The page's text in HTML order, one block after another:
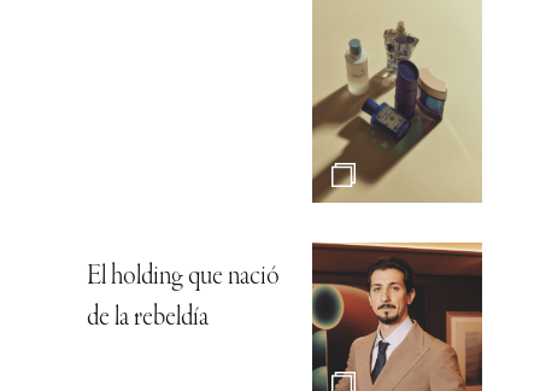
El holding que nació
de la rebeldía